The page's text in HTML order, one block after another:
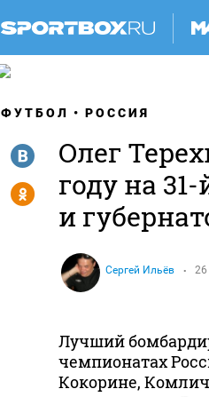
ФУТБОЛ РОССИЯ
Олег
году на
и
Сергей Ильёв 26
R
Y
Лучший
чемпионатах
Кокорине,